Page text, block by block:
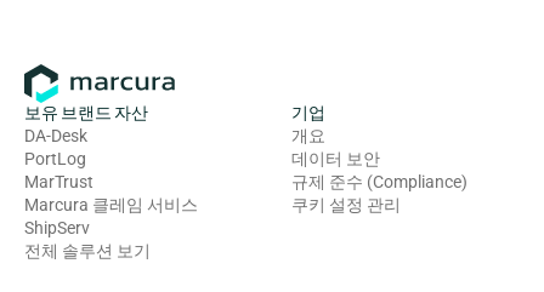
보유 브랜드 자산
DA-Desk
PortLog
MarTrust
Marcura 클레임 서비스
ShipServ
전체 솔루션 보기
기업
개요
데이터 보안
규제 준수 (Compliance)
쿠키 설정 관리